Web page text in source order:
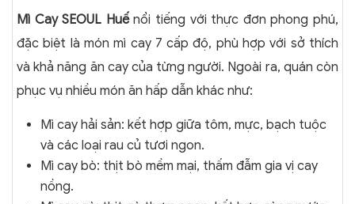
Mì Cay SEOUL Huếnổi tiếng với thực đơn phong phú,
đặc biệt là món mì cay 7 cấp độ, phù hợp với sở thích
và khả năng ăn cay của từng người. Ngoài ra, quán còn
phục vụ nhiều món ăn hấp dẫn khác như:
Mì cay hải sản: kết hợp giữa tôm, mực, bạch tuộc
và các loại rau củ tươi ngon.
Mì cay bò: thịt bò mềm mại, thấm đẫm gia vị cay
nồng.